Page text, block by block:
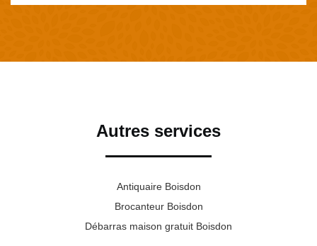
Autres services
Antiquaire Boisdon
Brocanteur Boisdon
Débarras maison gratuit Boisdon